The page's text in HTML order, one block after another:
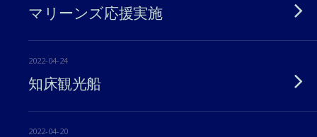
マリーンズ応援実施
2022-04-24
知床観光船
2022-04-20